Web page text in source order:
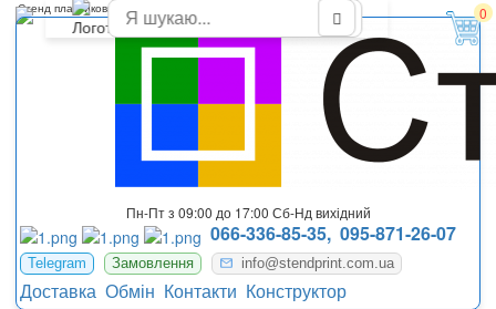
0
Пн-Пт з 09:00 до 17:00 Сб-Нд вихідний
066-336-85-35, 095-871-26-07
Telegram Замовлення info@stendprint.com.ua
Доставка Обмін Контакти Конструктор
Стенд пластиковий "Моя Україна"